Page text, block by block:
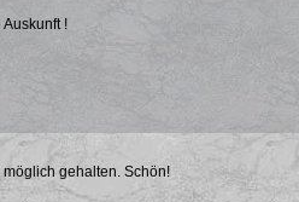
!
gehalten. Schön!